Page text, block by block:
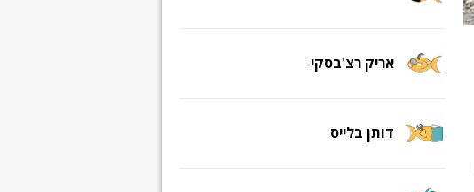
אריק רצ'בסקי
דותן בלייס